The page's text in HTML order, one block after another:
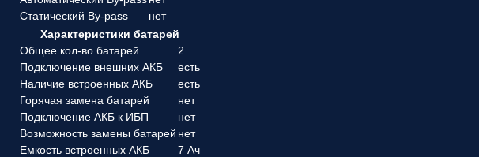
Статический By-pass
нет
Характеристики батарей
Общее кол-во батарей
2
Подключение внешних АКБ
есть
Наличие встроенных АКБ
есть
Горячая замена батарей
нет
Подключение АКБ к ИБП
нет
Возможность замены батарей нет
Емкость встроенных АКБ
7 Ач